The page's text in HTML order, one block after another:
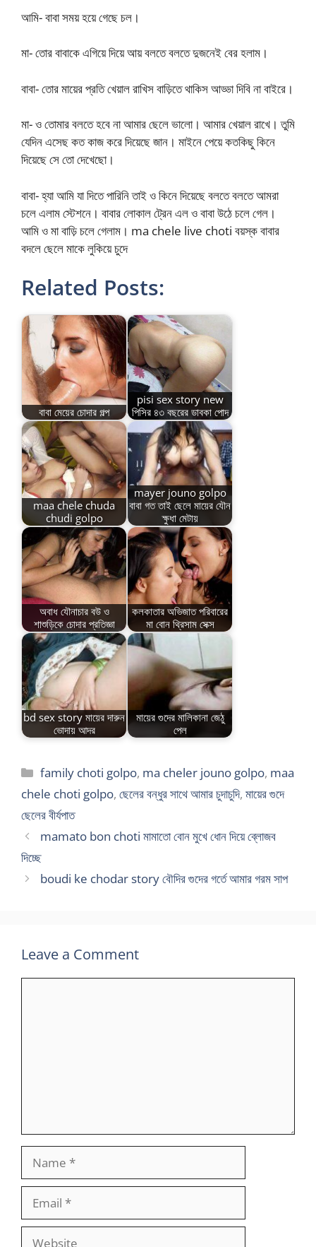
আমি- বাবা সময় হয়ে গেছে চল।
মা- তোর বাবাকে এগিয়ে দিয়ে আয় বলতে বলতে দুজনেই বের হলাম।
বাবা- তোর মায়ের প্রতি খেয়াল রাখিস বাড়িতে থাকিস আড্ডা দিবি না বাইরে।
মা- ও তোমার বলতে হবে না আমার ছেলে ভালো। আমার খেয়াল রাখে। তুমি
যেদিন এসেছ কত কাজ করে দিয়েছে জান। মাইনে পেয়ে কতকিছু কিনে
দিয়েছে সে তো দেখেছো।
বাবা- হ্যা আমি যা দিতে পারিনি তাই ও কিনে দিয়েছে বলতে বলতে আমরা
চলে এলাম স্টেশনে। বাবার লোকাল ট্রেন এল ও বাবা উঠে চলে গেল।
আমি ও মা বাড়ি চলে গেলাম। ma chele live choti বয়স্ক বাবার
বদলে ছেলে মাকে লুকিয়ে চুদে
Related Posts:
বাবা মেয়ের চোদার গল্প
pisi sex story new
পিসির ৪৩ বছরের ডাবকা পোদ
maa chele chuda
chudi golpo
mayer jouno golpo
বাবা গত তাই ছেলে মায়ের যৌন
ক্ষুধা মেটায়
অবাধ যৌনাচার বউ ও
শাশুড়িকে চোদার প্রতিজ্ঞা
কলকাতার অভিজাত পরিবারের
মা বোন থ্রিসাম সেক্স
bd sex story মায়ের দারুন
ভোদায় আদর
মায়ের গুদের মালিকানা জেঠু
পেল
Categories
family choti golpo, ma cheler jouno golpo, maa
chele choti golpo, ছেলের বন্ধুর সাথে আমার চুদাচুদি, মায়ের গুদে
ছেলের বীর্যপাত
mamato bon choti মামাতো বোন মুখে ধোন দিয়ে ব্লোজব
দিচ্ছে
boudi ke chodar story বৌদির গুদের গর্তে আমার গরম সাপ
Leave a Comment
Website